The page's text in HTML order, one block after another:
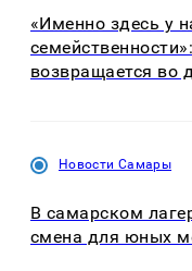
«Именно здесь у
возвращается во
Новости Самары
В самарском
смена для юных